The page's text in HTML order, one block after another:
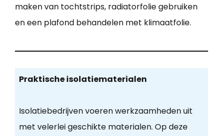
maken van tochtstrips, radiatorfolie gebruiken
en een plafond behandelen met klimaatfolie.
Praktische isolatiematerialen
Isolatiebedrijven voeren werkzaamheden uit
met velerlei geschikte materialen. Op deze